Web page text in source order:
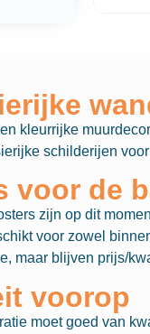
kleurrijke
schilderijen
voor de
zijn op dit
voor zowel
maar blijven prijs/
voorop
moet goed van